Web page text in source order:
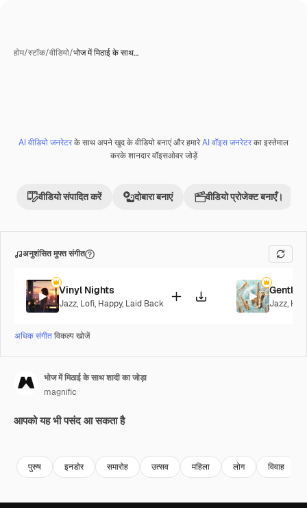
होम/स्टॉक/वीडियो/भोज में मिठाई के साथ…
AI वीडियो जनरेटरके साथ अपने खुद के वीडियो बनाएं और हमारेAI वॉइस जनरेटरका इस्तेमाल
करके शानदार वॉइसओवर जोड़ें
वीडियो संपादित करें दोबारा बनाएं वीडियो प्रोजेक्ट बनाएँ।
अनुशंसित मुफ्त संगीत
Vinyl Nights
Jazz, Lofi, Happy, Laid Back
Gentle
Jazz,
अधिक संगीतविकल्प खोजें
भोज में मिठाई के साथ शादी का जोड़ा
magnific
आपको यह भी पसंद आ सकता है
पुरुष इनडोर समारोह उत्सव महिला लोग विवाह